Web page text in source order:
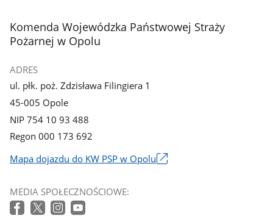
galerii.
galerii.
stopka
Komenda Wojewódzka Państwowej Straży
Pożarnej w Opolu
ADRES
ul. płk. poż. Zdzisława Filingiera 1
45-005 Opole
NIP 754 10 93 488
Regon 000 173 692
Mapa dojazdu do KW PSP w Opolu
się
w
MEDIA SPOŁECZNOŚCIOWE: